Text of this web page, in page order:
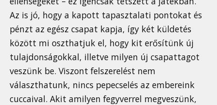
Az is jó, hogy a kapott tapasztalati pontokat és
pénzt az egész csapat kapja, így két küldetés
között mi oszthatjuk el, hogy kit erősítünk új
tulajdonságokkal, illetve milyen új csapattagot
veszünk be. Viszont felszerelést nem
választhatunk, nincs pepecselés az embereink
cuccaival. Akit amilyen fegyverrel megveszünk,